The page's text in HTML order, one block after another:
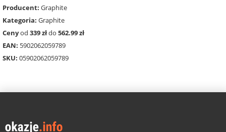
Producent: Graphite
Kategoria: Graphite
Cenyod 339 złdo 562.99 zł
EAN: 5902062059789
SKU: 05902062059789